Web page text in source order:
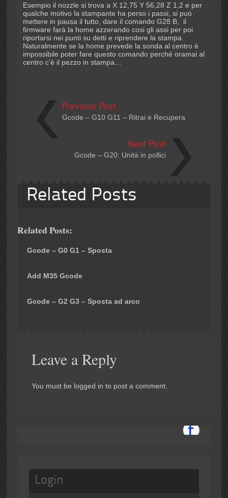
Esempio il nozzle si trova a X 12,75 Y 56,28 Z 1,2 e per
qualche motivo la stampante ha perso i passi, si può
mettere in pausa il tutto, dare il comando G28 B, il
firmware farà la home azzerando cosi gli assi per poi
riportarsi nei punti su detti e riprendere la stampa.
Naturalmente se la home prevede la sonda al centro è
impossibile poter fare questo comando perché oramai al
centro c’è il pezzo in stampa…
Previous Post
Gcode – G10 G11 – Ritrai e Recupera
Next Post
Gcode – G20: Unità in pollici
Related Posts
Related Posts:
Gcode – G0 G1 – Sposta
Add M35 Gcode
Gcode – G2 G3 – Sposta ad arco
Leave a Reply
You must be logged in to post a comment.
Login